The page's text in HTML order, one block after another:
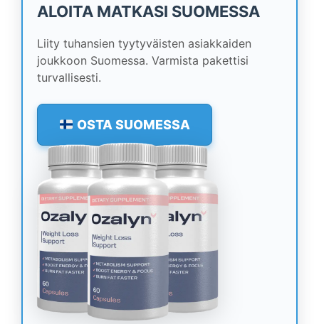
ALOITA MATKASI SUOMESSA
Liity tuhansien tyytyväisten asiakkaiden
joukkoon Suomessa. Varmista pakettisi
turvallisesti.
OSTA SUOMESSA